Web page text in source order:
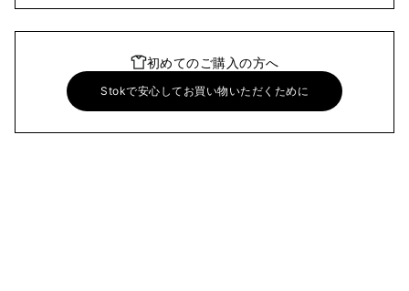
初めてのご購入の方へ
Stokで安心してお買い物いただくために